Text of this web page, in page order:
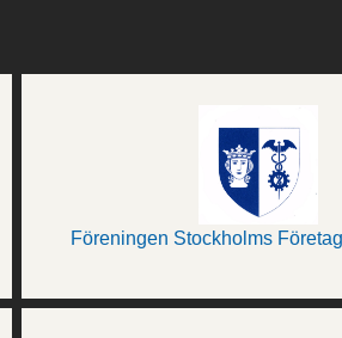
Föreningen Stockholms